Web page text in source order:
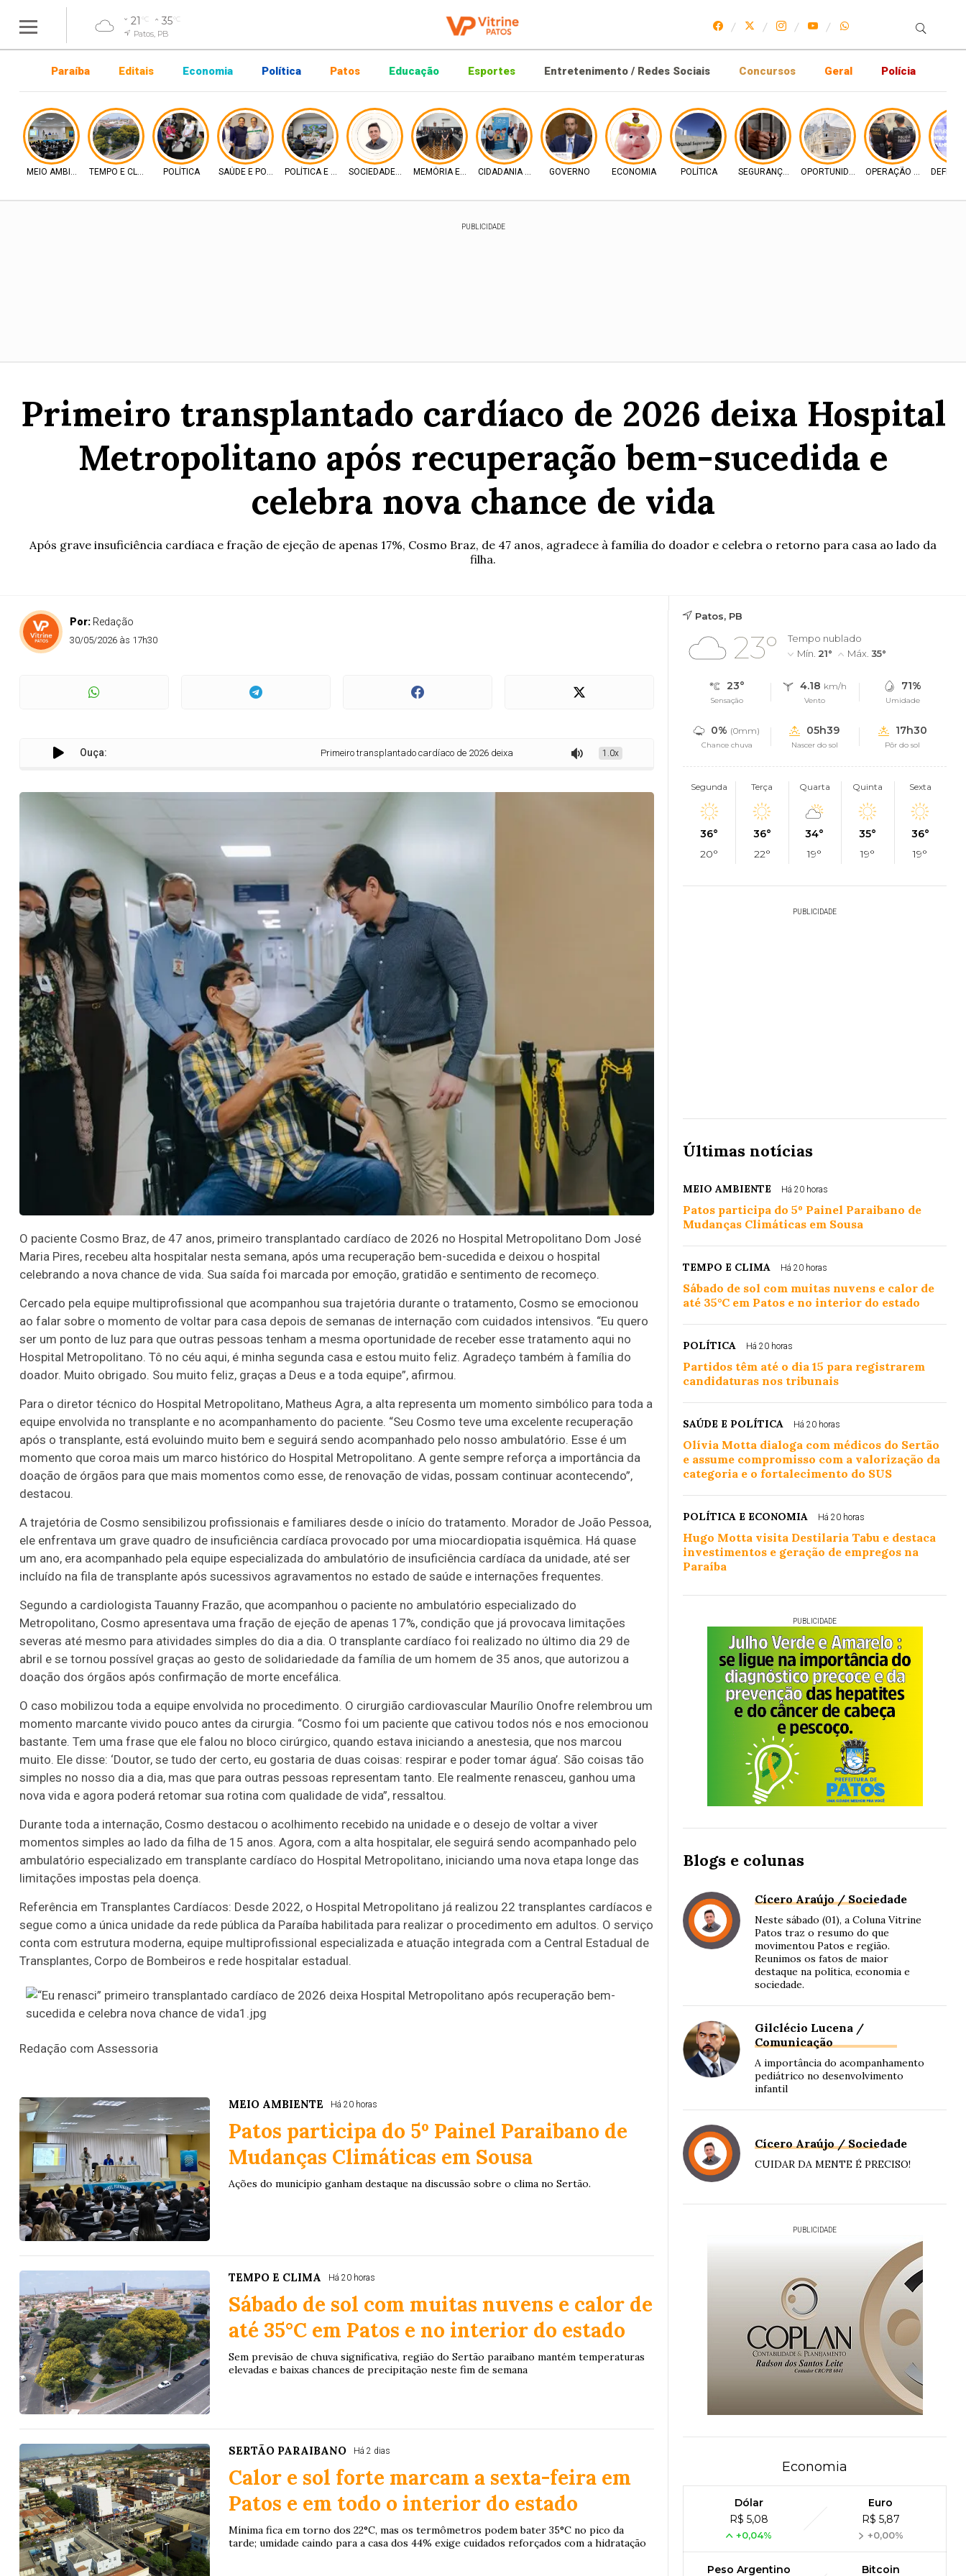
21 °C 35°C
Patos, PB
Paraíba Editais Economia Política Patos Educação Esportes Entretenimento / Redes Sociais Concursos Geral Polícia
MEIO AMBIENTETEMPO E CLIMA POLÍTICA SAÚDE E POLÍTICAPOLÍTICA E ECONOMIASOCIEDADE E EVENTOSMEMÓRIA E DIREITOCIDADANIA E INCLUSÃO
GOVERNO ECONOMIA POLÍTICA SEGURANÇA PUBLICAOPORTUNIDADE DIGITAL
OPERAÇÃO PF DEFESA
PUBLICIDADE
Primeiro transplantado cardíaco de 2026 deixa Hospital
Metropolitano após recuperação bem-sucedida e
celebra nova chance de vida
Após grave insuficiência cardíaca e fração de ejeção de apenas 17%, Cosmo Braz, de 47 anos, agradece à família do doador e celebra o retorno para casa ao lado da
filha.
Por: Redação
30/05/2026 às 17h30
Ouça: Primeiro transplantado cardíaco de 2026 deixa Hospital Metropolitano após recuperação bem-sucedida e celebra nova chance de vida
1.0x
O paciente Cosmo Braz, de 47 anos, primeiro transplantado cardíaco de 2026 no Hospital Metropolitano Dom José
Maria Pires, recebeu alta hospitalar nesta semana, após uma recuperação bem-sucedida e deixou o hospital
celebrando a nova chance de vida. Sua saída foi marcada por emoção, gratidão e sentimento de recomeço.
Cercado pela equipe multiprofissional que acompanhou sua trajetória durante o tratamento, Cosmo se emocionou
ao falar sobre o momento de voltar para casa depois de semanas de internação com cuidados intensivos. “Eu quero
ser um ponto de luz para que outras pessoas tenham a mesma oportunidade de receber esse tratamento aqui no
Hospital Metropolitano. Tô no céu aqui, é minha segunda casa e estou muito feliz. Agradeço também à família do
doador. Muito obrigado. Sou muito feliz, graças a Deus e a toda equipe”, afirmou.
Para o diretor técnico do Hospital Metropolitano, Matheus Agra, a alta representa um momento simbólico para toda a
equipe envolvida no transplante e no acompanhamento do paciente. “Seu Cosmo teve uma excelente recuperação
após o transplante, está evoluindo muito bem e seguirá sendo acompanhado pelo nosso ambulatório. Esse é um
momento que coroa mais um marco histórico do Hospital Metropolitano. A gente sempre reforça a importância da
doação de órgãos para que mais momentos como esse, de renovação de vidas, possam continuar acontecendo”,
destacou.
A trajetória de Cosmo sensibilizou profissionais e familiares desde o início do tratamento. Morador de João Pessoa,
ele enfrentava um grave quadro de insuficiência cardíaca provocado por uma miocardiopatia isquêmica. Há quase
um ano, era acompanhado pela equipe especializada do ambulatório de insuficiência cardíaca da unidade, até ser
incluído na fila de transplante após sucessivos agravamentos no estado de saúde e internações frequentes.
Segundo a cardiologista Tauanny Frazão, que acompanhou o paciente no ambulatório especializado do
Metropolitano, Cosmo apresentava uma fração de ejeção de apenas 17%, condição que já provocava limitações
severas até mesmo para atividades simples do dia a dia. O transplante cardíaco foi realizado no último dia 29 de
abril e se tornou possível graças ao gesto de solidariedade da família de um homem de 35 anos, que autorizou a
doação dos órgãos após confirmação de morte encefálica.
O caso mobilizou toda a equipe envolvida no procedimento. O cirurgião cardiovascular Maurílio Onofre relembrou um
momento marcante vivido pouco antes da cirurgia. “Cosmo foi um paciente que cativou todos nós e nos emocionou
bastante. Tem uma frase que ele falou no bloco cirúrgico, quando estava iniciando a anestesia, que nos marcou
muito. Ele disse: ‘Doutor, se tudo der certo, eu gostaria de duas coisas: respirar e poder tomar água’. São coisas tão
simples no nosso dia a dia, mas que para outras pessoas representam tanto. Ele realmente renasceu, ganhou uma
nova vida e agora poderá retomar sua rotina com qualidade de vida”, ressaltou.
Durante toda a internação, Cosmo destacou o acolhimento recebido na unidade e o desejo de voltar a viver
momentos simples ao lado da filha de 15 anos. Agora, com a alta hospitalar, ele seguirá sendo acompanhado pelo
ambulatório especializado em transplante cardíaco do Hospital Metropolitano, iniciando uma nova etapa longe das
limitações impostas pela doença.
Referência em Transplantes Cardíacos: Desde 2022, o Hospital Metropolitano já realizou 22 transplantes cardíacos e
segue como a única unidade da rede pública da Paraíba habilitada para realizar o procedimento em adultos. O serviço
conta com estrutura moderna, equipe multiprofissional especializada e atuação integrada com a Central Estadual de
Transplantes, Corpo de Bombeiros e rede hospitalar estadual.
Redação com Assessoria
MEIO AMBIENTE Há 20 horas
Patos participa do 5º Painel Paraibano de
Mudanças Climáticas em Sousa
Ações do município ganham destaque na discussão sobre o clima no Sertão.
TEMPO E CLIMA Há 20 horas
Sábado de sol com muitas nuvens e calor de
até 35°C em Patos e no interior do estado
Sem previsão de chuva significativa, região do Sertão paraibano mantém temperaturas
elevadas e baixas chances de precipitação neste fim de semana
SERTÃO PARAIBANO Há 2 dias
Calor e sol forte marcam a sexta-feira em
Patos e em todo o interior do estado
Mínima fica em torno dos 22°C, mas os termômetros podem bater 35°C no pico da
tarde; umidade caindo para a casa dos 44% exige cuidados reforçados com a hidratação
Patos, PB
23°
Tempo nublado
Mín. 21° Máx. 35°
23°
Sensação
4.18 km/h
Vento
71%
Umidade
0% (0mm)
Chance chuva
05h39
Nascer do sol
17h30
Pôr do sol
Segunda
36°
20°
Terça
36°
22°
Quarta
34°
19°
Quinta
35°
19°
Sexta
36°
19°
PUBLICIDADE
Últimas notícias
MEIO AMBIENTE Há 20 horas
Patos participa do 5º Painel Paraibano de
Mudanças Climáticas em Sousa
TEMPO E CLIMA Há 20 horas
Sábado de sol com muitas nuvens e calor de
até 35°C em Patos e no interior do estado
POLÍTICA Há 20 horas
Partidos têm até o dia 15 para registrarem
candidaturas nos tribunais
SAÚDE E POLÍTICA Há 20 horas
Olívia Motta dialoga com médicos do Sertão
e assume compromisso com a valorização da
categoria e o fortalecimento do SUS
POLÍTICA E ECONOMIA Há 20 horas
Hugo Motta visita Destilaria Tabu e destaca
investimentos e geração de empregos na
Paraíba
PUBLICIDADE
Blogs e colunas
Cícero Araújo / Sociedade
Neste sábado (01), a Coluna Vitrine
Patos traz o resumo do que
movimentou Patos e região.
Reunimos os fatos de maior
destaque na política, economia e
sociedade.
Gilclécio Lucena /
Comunicação
A importância do acompanhamento
pediátrico no desenvolvimento
infantil
Cícero Araújo / Sociedade
CUIDAR DA MENTE É PRECISO!
PUBLICIDADE
Economia
Dólar
R$ 5,08
+0,04%
Euro
R$ 5,87
+0,00%
Peso Argentino Bitcoin